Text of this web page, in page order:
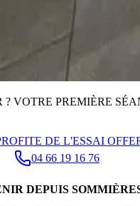
VOTRE PREMIÈRE
DE L'ESSAI
04 66 19 16 76
DEPUIS